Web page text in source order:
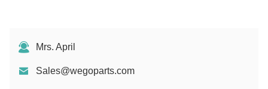
Mrs. April
Sales@wegoparts.com